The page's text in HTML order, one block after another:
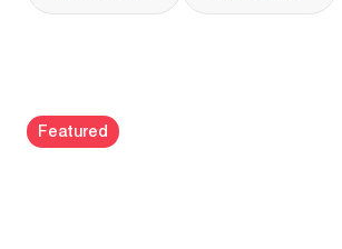
თანამედროვე თარგმნის
მაღალი ხარისხის კონტროლი
Featured